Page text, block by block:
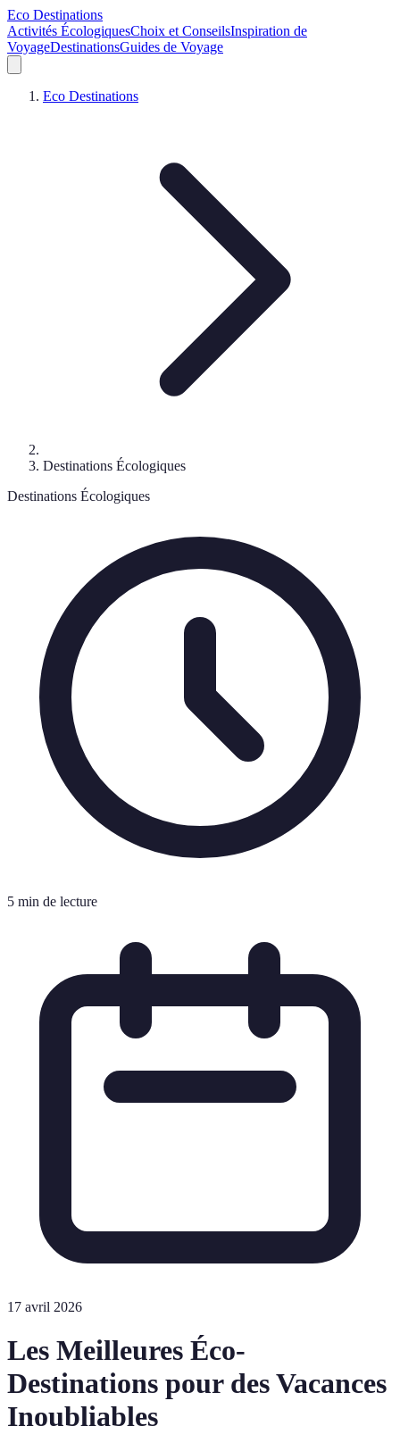
Eco Destinations
Activités ÉcologiquesChoix et ConseilsInspiration de
VoyageDestinationsGuides de Voyage
Eco Destinations
Destinations Écologiques
Destinations Écologiques
5 min de lecture
17 avril 2026
Les Meilleures Éco-
Destinations pour des Vacances
Inoubliables